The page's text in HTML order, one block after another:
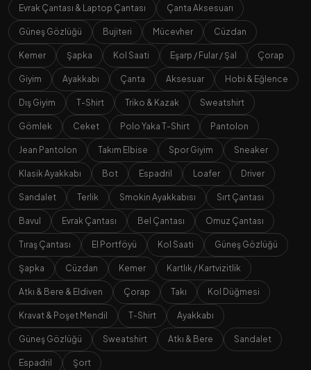
Evrak Çantası & Laptop Çantası Çanta Aksesuarı
Güneş Gözlüğü Bujiteri Mücevher Cüzdan
Kemer Şapka Kol Saati Eşarp / Fular / Şal Çorap
Giyim Ayakkabı Çanta Aksesuar Hobi & Eğlence
Dış Giyim T-Shirt Triko & Kazak Sweatshirt
Gömlek Ceket Polo Yaka T-Shirt Pantolon
Jean Pantolon Takım Elbise Spor Giyim Sneaker
Klasik Ayakkabı Bot Espadril Loafer Driver
Sandalet Terlik Smokin Ayakkabısı Sırt Çantası
Bavul Evrak Çantası Bel Çantası Omuz Çantası
Tıraş Çantası El Portföyü Kol Saati Güneş Gözlüğü
Şapka Cüzdan Kemer Kartlık / Kartvizitlik
Atkı & Bere & Eldiven Çorap Takı Kol Düğmesi
Kravat & Poşet Mendil T-Shirt Ayakkabı
Güneş Gözlüğü Sweatshirt Atkı & Bere Sandalet
Espadril Şort